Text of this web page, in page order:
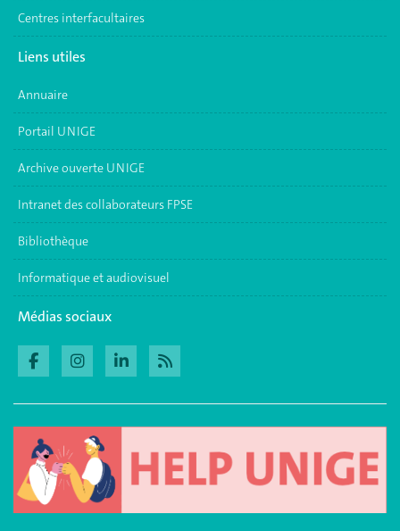
Centres interfacultaires
Liens utiles
Annuaire
Portail UNIGE
Archive ouverte UNIGE
Intranet des collaborateurs FPSE
Bibliothèque
Informatique et audiovisuel
Médias sociaux